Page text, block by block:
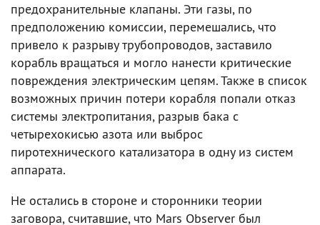
предохранительные клапаны. Эти газы, по
предположению комиссии, перемешались, что
привело к разрыву трубопроводов, заставило
корабль вращаться и могло нанести критические
повреждения электрическим цепям. Также в список
возможных причин потери корабля попали отказ
системы электропитания, разрыв бака с
четырехокисью азота или выброс
пиротехнического катализатора в одну из систем
аппарата.
Не остались в стороне и сторонники теории
заговора, считавшие, что Mars Observer был